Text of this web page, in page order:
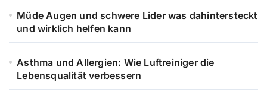
Müde Augen und schwere Lider was dahintersteckt
und wirklich helfen kann
Asthma und Allergien: Wie Luftreiniger die
Lebensqualität verbessern